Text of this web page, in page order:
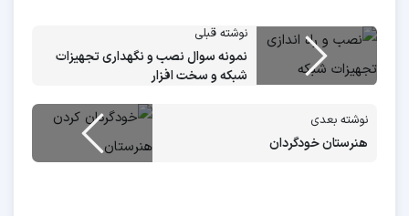
می شود. سپس با استفاده از مسیریابی به شبکه های دیگر
متصل شده و سرویس های یک مسیریاب را راه اندازی می
پودمان چهارم:با عنوان «تنظیمات امنیت شبکه» به مراحل
تست آسیب پذیری های شبکه و شناسایی روش های مقابله با
نوشته قبلی
نمونه سوال نصب و نگهداری تجهیزات
شبکه و سخت افزار
نوشته بعدی
هنرستان خودگردان